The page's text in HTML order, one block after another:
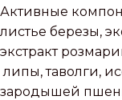
Активные
листье березы,
экстракт
липы, таволги,
зародышей